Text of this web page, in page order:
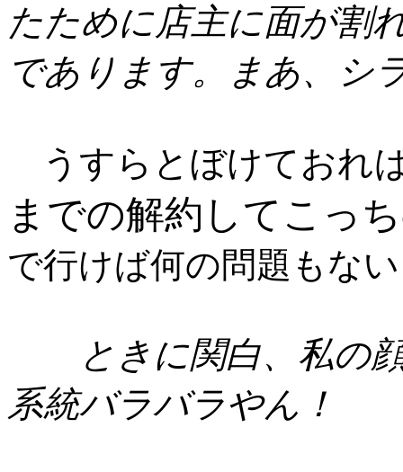
たために店主に面が割
であります。まあ、シ
うすらとぼけておれ
までの解約してこっ
で行けば何の問題もな
ときに関白、私の顔
系統バラバラやん！